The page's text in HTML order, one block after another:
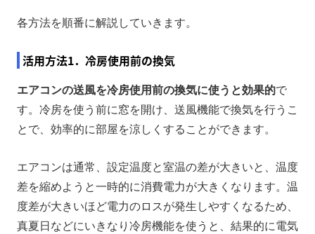
各方法を順番に解説していきます。
活用方法1．冷房使用前の換気
エアコンの送風を冷房使用前の換気に使うと効果的で
す。冷房を使う前に窓を開け、送風機能で換気を行うこ
とで、効率的に部屋を涼しくすることができます。
エアコンは通常、設定温度と室温の差が大きいと、温度
差を縮めようと一時的に消費電力が大きくなります。温
度差が大きいほど電力のロスが発生しやすくなるため、
真夏日などにいきなり冷房機能を使うと、結果的に電気